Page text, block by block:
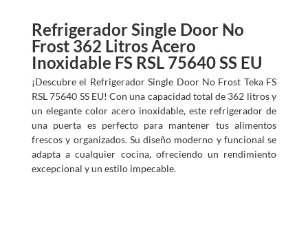
Refrigerador Single Door No
Frost 362 Litros Acero
Inoxidable FS RSL 75640 SS EU
¡Descubre el Refrigerador Single Door No Frost Teka FS
RSL 75640 SS EU! Con una capacidad total de 362 litros y
un elegante color acero inoxidable, este refrigerador de
una puerta es perfecto para mantener tus alimentos
frescos y organizados. Su diseño moderno y funcional se
adapta a cualquier cocina, ofreciendo un rendimiento
excepcional y un estilo impecable.